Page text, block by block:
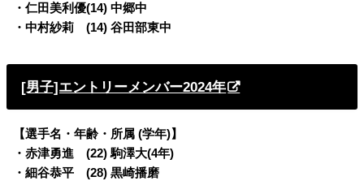
・仁田美利優(14) 中郷中
・中村紗莉 (14) 谷田部東中
[男子]エントリーメンバー2024年
【選手名・年齢・所属 (学年)】
・赤津勇進 (22) 駒澤大(4年)
・細谷恭平 (28) 黒崎播磨